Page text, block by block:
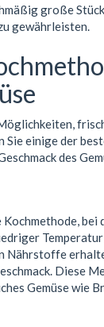
große
gewährleisten.
Sie einige der
des
bei
Nährstoffe
Diese
Gemüse wie